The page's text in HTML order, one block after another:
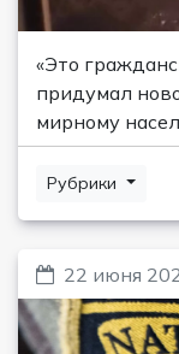
«Это
придумал
мирному
Рубрики
22 июня